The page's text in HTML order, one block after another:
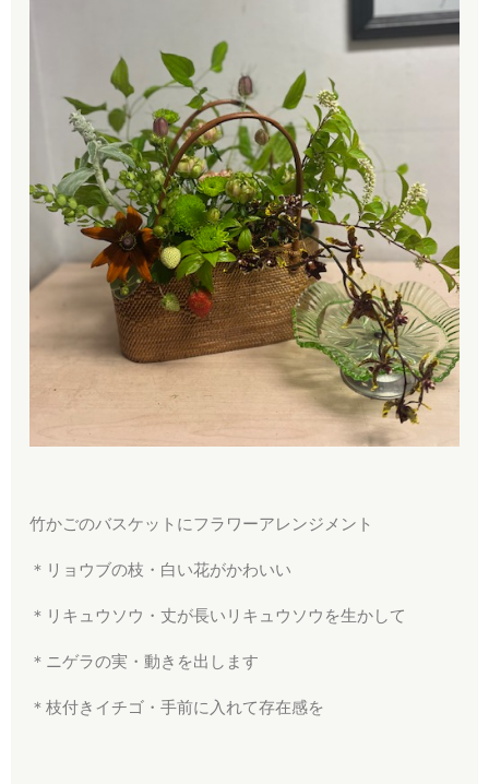
竹かごのバスケットにフラワーアレンジメント
＊リョウブの枝・白い花がかわいい
＊リキュウソウ・丈が長いリキュウソウを生かして
＊ニゲラの実・動きを出します
＊枝付きイチゴ・手前に入れて存在感を